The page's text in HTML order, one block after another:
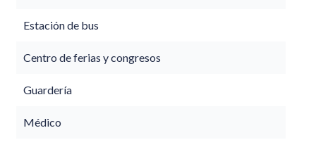
Estación de bus
Centro de ferias y congresos
Guardería
Médico